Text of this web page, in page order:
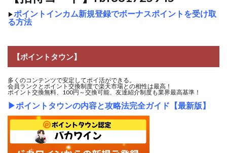
▶ ポイントインカム新規登録でボーナスポイントを受け取
る方法
【ポイントタウン】
多くのコンテンツで安定してポイ活ができる。
会員ランクとポイント交換制度で楽天市場との相性は最高！
ポイント交換無料、100円～交換可能、友達紹介制度も業界最高基準！
▶ポイントタウンの内容と攻略法完全ガイド【最新版】